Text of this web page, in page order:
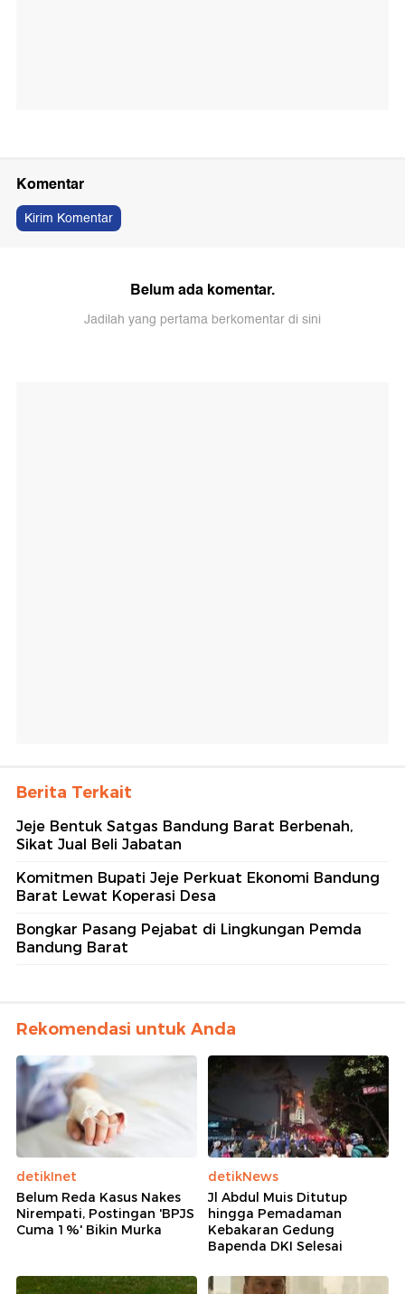
Komentar
Kirim Komentar
Belum ada komentar.
Jadilah yang pertama berkomentar di sini
Berita Terkait
Jeje Bentuk Satgas Bandung Barat Berbenah,
Sikat Jual Beli Jabatan
Komitmen Bupati Jeje Perkuat Ekonomi Bandung
Barat Lewat Koperasi Desa
Bongkar Pasang Pejabat di Lingkungan Pemda
Bandung Barat
Rekomendasi untuk Anda
detikInet
Belum Reda Kasus Nakes
Nirempati, Postingan 'BPJS
Cuma 1%' Bikin Murka
detikNews
Jl Abdul Muis Ditutup
hingga Pemadaman
Kebakaran Gedung
Bapenda DKI Selesai